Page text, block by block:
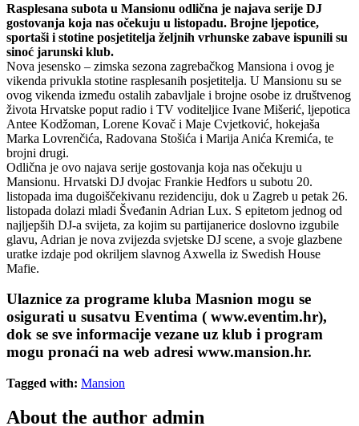
Rasplesana subota u Mansionu odlična je najava serije DJ
gostovanja koja nas očekuju u listopadu. Brojne ljepotice,
sportaši i stotine posjetitelja željnih vrhunske zabave ispunili su
sinoć jarunski klub.
Nova jesensko – zimska sezona zagrebačkog Mansiona i ovog je
vikenda privukla stotine rasplesanih posjetitelja. U Mansionu su se
ovog vikenda između ostalih zabavljale i brojne osobe iz društvenog
života Hrvatske poput radio i TV voditeljice Ivane Mišerić, ljepotica
Antee Kodžoman, Lorene Kovač i Maje Cvjetković, hokejaša
Marka Lovrenčića, Radovana Stošića i Marija Anića Kremića, te
brojni drugi.
Odlična je ovo najava serije gostovanja koja nas očekuju u
Mansionu. Hrvatski DJ dvojac Frankie Hedfors u subotu 20.
listopada ima dugoiščekivanu rezidenciju, dok u Zagreb u petak 26.
listopada dolazi mladi Šveđanin Adrian Lux. S epitetom jednog od
najljepših DJ-a svijeta, za kojim su partijanerice doslovno izgubile
glavu, Adrian je nova zvijezda svjetske DJ scene, a svoje glazbene
uratke izdaje pod okriljem slavnog Axwella iz Swedish House
Mafie.
Ulaznice za programe kluba Masnion mogu se
osigurati u susatvu Eventima ( www.eventim.hr),
dok se sve informacije vezane uz klub i program
mogu pronaći na web adresi www.mansion.hr.
Tagged with: Mansion
About the author admin